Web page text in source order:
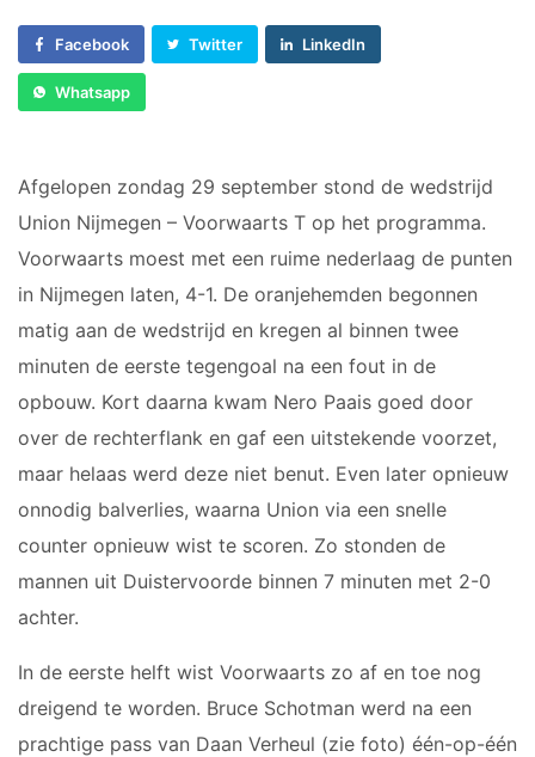
Vrouwen 1
Veteranen
JUNIOREN
JO14-1
JO14-2
JO14-3
JO15-1
JO15-2
JO15-3
JO15-4
JO17-2
JO17-3
JO19-1
MO20-1
Lid worden
Facebook Twitter LinkedIn
Whatsapp
Afgelopen zondag 29 september stond de wedstrijd
Union Nijmegen – Voorwaarts T op het programma.
Voorwaarts moest met een ruime nederlaag de punten
in Nijmegen laten, 4-1. De oranjehemden begonnen
matig aan de wedstrijd en kregen al binnen twee
minuten de eerste tegengoal na een fout in de
opbouw. Kort daarna kwam Nero Paais goed door
over de rechterflank en gaf een uitstekende voorzet,
maar helaas werd deze niet benut. Even later opnieuw
onnodig balverlies, waarna Union via een snelle
counter opnieuw wist te scoren. Zo stonden de
mannen uit Duistervoorde binnen 7 minuten met 2-0
achter.
In de eerste helft wist Voorwaarts zo af en toe nog
dreigend te worden. Bruce Schotman werd na een
prachtige pass van Daan Verheul (zie foto) één-op-één